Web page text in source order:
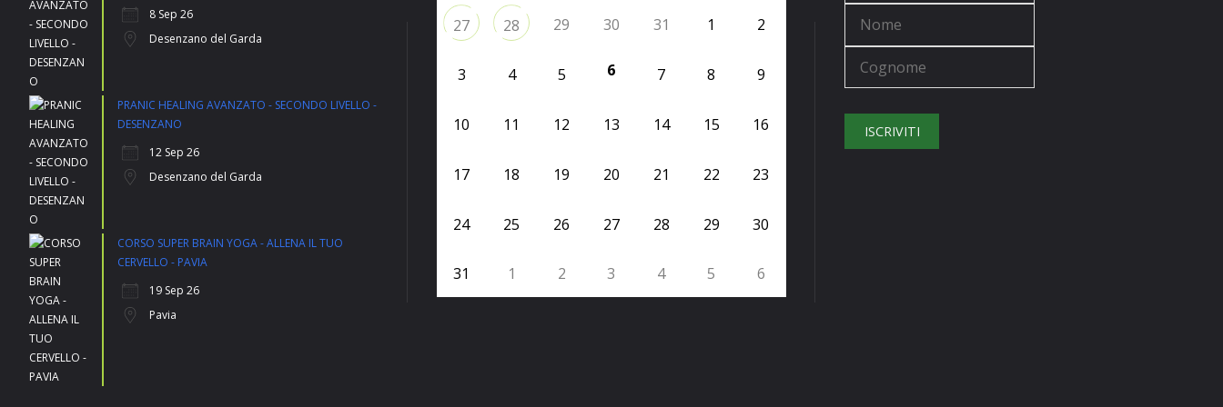
8 Sep 26
Desenzano del Garda
PRANIC HEALING AVANZATO - SECONDO LIVELLO -
DESENZANO
12 Sep 26
Desenzano del Garda
CORSO SUPER BRAIN YOGA - ALLENA IL TUO
CERVELLO - PAVIA
19 Sep 26
Pavia
27 28 29 30 31 1 2
3 4 5 6 7 8 9
10 11 12 13 14 15 16
17 18 19 20 21 22 23
24 25 26 27 28 29 30
31 1 2 3 4 5 6